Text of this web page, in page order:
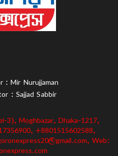
: Mir Nurujjaman
: Sajjad Sabbir
3), Moghbazar, Dhaka-1217,
+8801515602588,
Web: